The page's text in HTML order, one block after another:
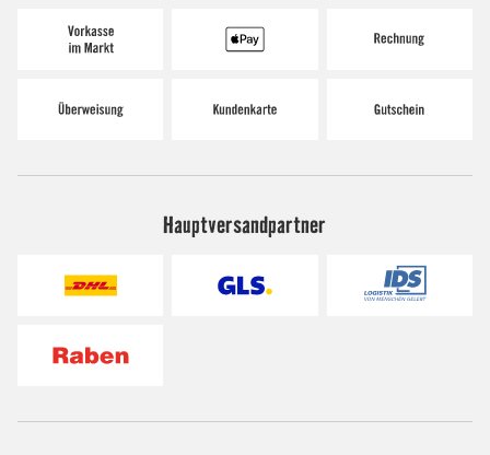
Hauptversandpartner